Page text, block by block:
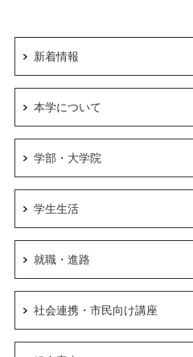
新着情報
本学について
学部・大学院
学生生活
就職・進路
社会連携・市民向け講座